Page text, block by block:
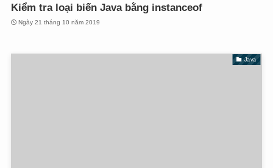
Kiểm tra loại biến Java bằng instanceof
Ngày 21 tháng 10 năm 2019
Java